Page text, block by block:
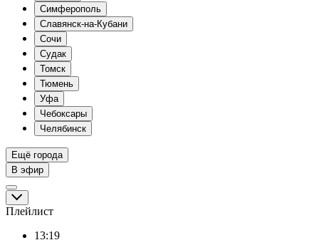
Симферополь
Славянск-на-Кубани
Сочи
Судак
Томск
Тюмень
Уфа
Чебоксары
Челябинск
Ещё города
В эфир
Плейлист
13:19